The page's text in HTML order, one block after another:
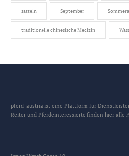
satteln September
traditionelle chinesische Medizin
pferd-austria ist eine Plattform für
Reiter und Pferdeinteressierte finden hier alle